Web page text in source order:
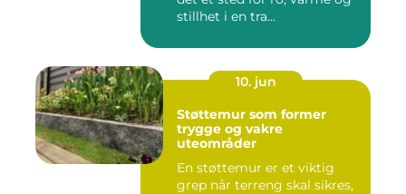
stillhet i en tra...
10. jun
Støttemur som former
trygge og vakre
uteområder
En støttemur er et viktig
grep når terreng skal sikres,